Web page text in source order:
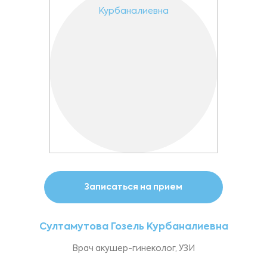
Записаться на прием
Султамутова Гозель Курбаналиевна
Врач акушер-гинеколог, УЗИ